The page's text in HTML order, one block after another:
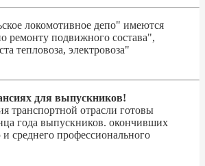
локомотивное депо" имеются
ремонту подвижного состава",
тепловоза, электровоза"
для выпускников!
транспортной отрасли готовы
года выпускников. окончивших
среднего профессионального